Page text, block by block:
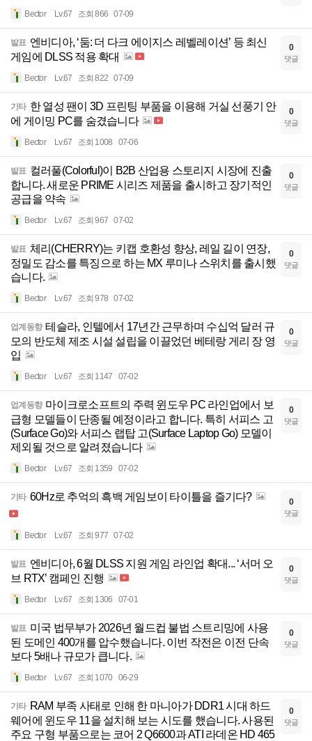
Bector Lv.67 조회 866 07-09
발표 엔비디아, ‘둠: 더 다크 에이지스 레벨레이션’ 등 최신
게임에 DLSS 적용 확대
Bector Lv.67 조회 822 07-09
0
댓글
기타 한 열성 팬이 3D 프린팅 부품을 이용해 거실 선풍기 안
에 게이밍 PC를 숨겼습니다
Bector Lv.67 조회 1008 07-06
0
댓글
발표 컬러풀(Colorful)이 B2B 산업용 스토리지 시장에 진출
합니다. 새로운 PRIME 시리즈 제품을 출시하고 장기적인
공급을 약속
Bector Lv.67 조회 967 07-02
0
댓글
발표 체리(CHERRY)는 키캡 호환성 향상, 레일 길이 연장,
정밀도 감소를 특징으로 하는 MX 루미나 스위치를 출시했
습니다.
Bector Lv.67 조회 978 07-02
0
댓글
업계동향 테슬라, 인텔에서 17년간 근무하며 수십억 달러 규
모의 반도체 제조 시설 설립을 이끌었던 베테랑 게리 장 영
입
Bector Lv.67 조회 1147 07-02
0
댓글
업계동향 마이크로소프트의 주력 윈도우 PC 라인업에서 보
급형 모델들이 단종될 예정이라고 합니다. 특히 서피스 고
(Surface Go)와 서피스 랩탑 고(Surface Laptop Go) 모델이
제외될 것으로 알려졌습니다
Bector Lv.67 조회 1359 07-02
0
댓글
기타 60Hz로 추억의 흑백 게임보이 타이틀을 즐기다?
Bector Lv.67 조회 977 07-02
0
댓글
발표 엔비디아, 6월 DLSS 지원 게임 라인업 확대... ‘서머 오
브 RTX’ 캠페인 진행
Bector Lv.67 조회 1306 07-01
0
댓글
발표 미국 법무부가 2026년 월드컵 불법 스트리밍에 사용
된 도메인 400개를 압수했습니다. 이번 작전은 이전 단속
보다 5배나 규모가 큽니다.
Bector Lv.67 조회 1070 06-29
0
댓글
기타 RAM 부족 사태로 인해 한 마니아가 DDR1 시대 하드
웨어에 윈도우 11을 설치해 보는 시도를 했습니다. 사용된
주요 구형 부품으로는 코어 2 Q6600과 ATI 라데온 HD 465
0
댓글